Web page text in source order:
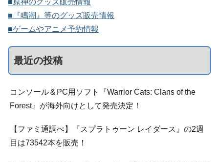
■『鳴潮』等のグッズ販売情報
■ゲームやアニメ予約情報
最近の投稿
コンソール＆PC用ソフト『Warrior Cats: Clans of the
Forest』が海外向けとして発売決定！
【ファミ通調べ】『スプラトゥーン レイダース』の2週
目は73542本を販売！